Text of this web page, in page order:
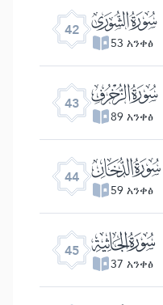
42 ﯗ
53 አንቀፅ
43 ﯘ
89 አንቀፅ
44 ﯙ
59 አንቀፅ
45 ﯚ
37 አንቀፅ